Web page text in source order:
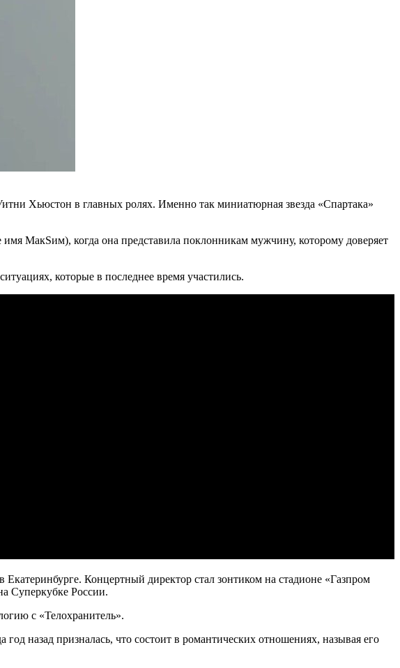
Хьюстон в главных ролях. Именно так миниатюрная звезда «Спартака»
МакSим), когда она представила поклонникам мужчину, которому доверяет
которые в последнее время участились.
Концертный директор стал зонтиком на стадионе «Газпром
Суперкубке России.
с «Телохранитель».
назад призналась, что состоит в романтических отношениях, называя его